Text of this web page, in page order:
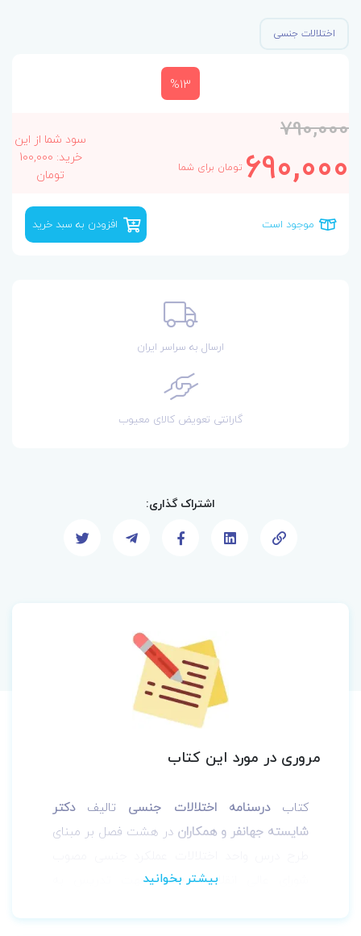
اختلالات جنسی
%13
790,000
690,000 تومان برای شما
سود شما از این
خرید: 100,000
تومان
موجود است افزودن به سبد خرید
ارسال به سراسر ایران
گارانتی تعویض کالای معیوب
اشتراک گذاری:
مروری در مورد این کتاب
کتابدرسنامه اختلالات جنسی تالیفدکتر
شایسته جهانفر و همکاراندر هشت فصل بر مبنای
شورای عالی انقلاب فرهنگی جهت تدریس به